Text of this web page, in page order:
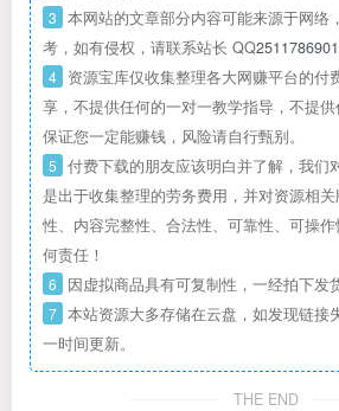
3 本网站的文章部分内容可能来源于网络
考，如有侵权，请联系站长 QQ2511786901
4 资源宝库仅收集整理各大网赚平台的付
享，不提供任何的一对一教学指导，不提
保证您一定能赚钱，风险请自行甄别。
5 付费下载的朋友应该明白并了解，我们
是出于收集整理的劳务费用，并对资源相
性、内容完整性、合法性、可靠性、可操
何责任！
6 因虚拟商品具有可复制性，一经拍下发
7 本站资源大多存储在云盘，如发现链接
一时间更新。
THE END